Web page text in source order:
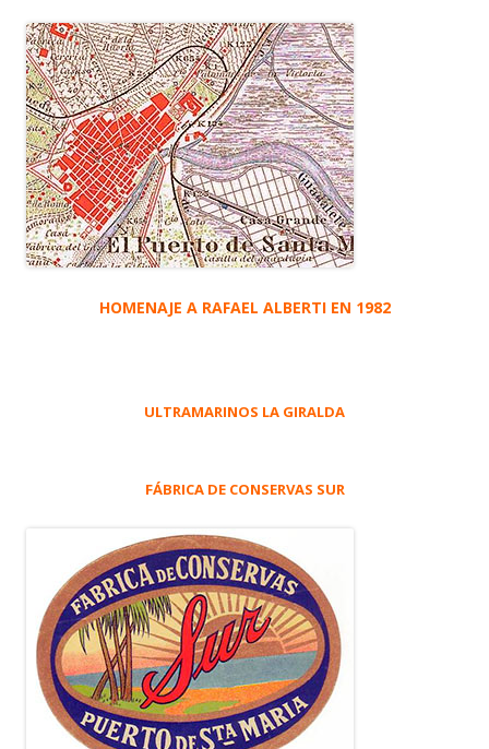
HOMENAJE A RAFAEL ALBERTI EN 1982
ULTRAMARINOS LA GIRALDA
FÁBRICA DE CONSERVAS SUR